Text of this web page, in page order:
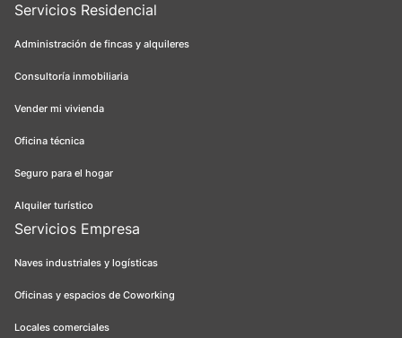
Servicios Residencial
Administración de fincas y alquileres
Consultoría inmobiliaria
Vender mi vivienda
Oficina técnica
Seguro para el hogar
Alquiler turístico
Servicios Empresa
Naves industriales y logísticas
Oficinas y espacios de Coworking
Locales comerciales